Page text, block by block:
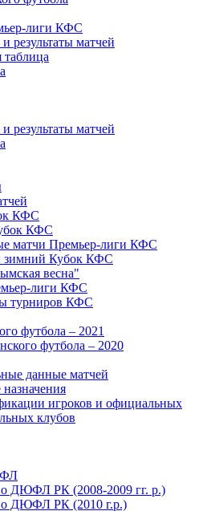
лиги КФС
результаты матчей
таблица
результаты матчей
КФС
КФС
матчи Премьер-лиги КФС
зимний Кубок КФС
весна"
лиги КФС
турниров КФС
футбола – 2021
футбола – 2020
данные матчей
игроков и официальных
клубов
ДЮФЛ РК (2008-2009 гг. р.)
ДЮФЛ РК (2010 г.р.)